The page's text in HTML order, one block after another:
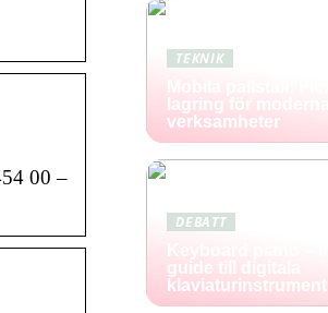
00 –
TEKNIK
lagring för moderna
verksamheter
DEBATT
guide till digitala
klaviaturinstrument